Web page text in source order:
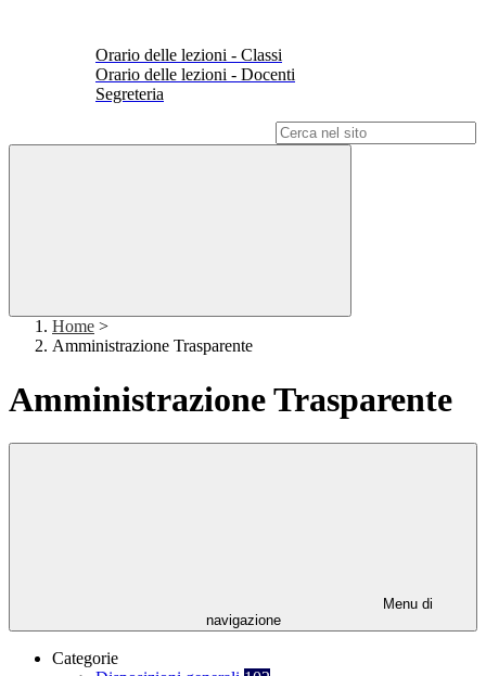
Orario delle lezioni - Classi
Orario delle lezioni - Docenti
Segreteria
Home >
Amministrazione Trasparente
Amministrazione Trasparente
Menu di
navigazione
Categorie